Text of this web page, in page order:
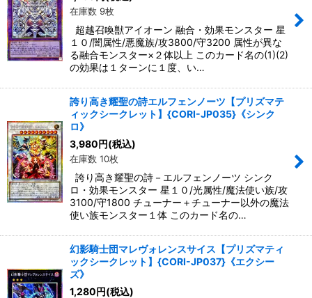
在庫数 9枚
超越召喚獣アイオーン 融合・効果モンスター 星
１０/闇属性/悪魔族/攻3800/守3200 属性が異な
る融合モンスター×２体以上 このカード名の(1)(2)
の効果は１ターンに１度、い…
誇り高き耀聖の詩エルフェンノーツ【プリズマテ
ィックシークレット】{CORI-JP035}《シンク
ロ》
3,980円(税込)
在庫数 10枚
誇り高き耀聖の詩－エルフェンノーツ シンク
ロ・効果モンスター 星１０/光属性/魔法使い族/攻
3100/守1800 チューナー＋チューナー以外の魔法
使い族モンスター１体 このカード名の…
幻影騎士団マレヴォレンスサイス【プリズマティ
ックシークレット】{CORI-JP037}《エクシー
ズ》
1,280円(税込)